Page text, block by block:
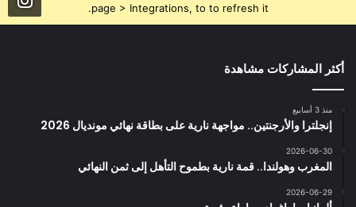
page > Integrations, to to refresh it.
أكثر المشاركات مشاهدة
منذ 3 أسابيع
إنجلترا والأرجنتين.. مواجهة نارية على بطاقة نهائي مونديال 2026
2026-06-30
المغرب وهولندا.. قمة نارية بطموح التأهل إلى ثمن النهائي
2026-06-29